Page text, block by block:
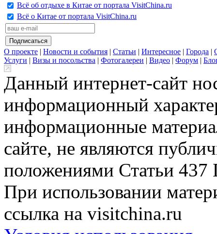
Всё об отдыхе в Китае от портала VisitChina.ru
Всё о Китае от портала VisitChina.ru
О проекте | Новости и события | Статьи | Интересное | Города |
Услуги | Визы и посольства | Фотогалереи | Видео | Форум |
Данный интернет-сайт
информационный
информационные
сайте, не являются
положениями Статьи 437
При использовании
ссылка на visitchina.ru